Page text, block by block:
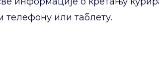
телефону или таблету.